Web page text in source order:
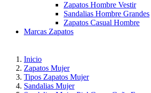
Zapatos Hombre Vestir
Sandalias Hombre Grandes
Zapatos Casual Hombre
Marcas Zapatos
Inicio
Zapatos Mujer
Tipos Zapatos Mujer
Sandalias Mujer